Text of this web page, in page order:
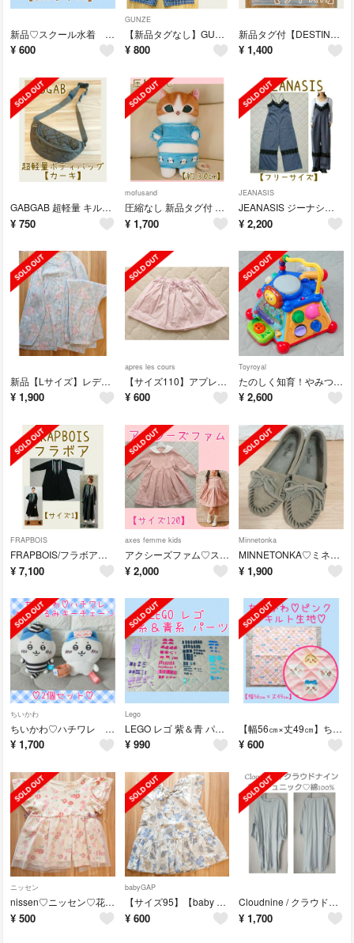
新品♡スクール水着 ショートパンツのみ【130サイズ】セパレート 女の子
¥ 600
GUNZE
【新品タグなし】GUNZE グンゼ メンズ ステテコ【サイズM】綿 1枚
¥ 800
新品タグ付【DESTINARE】日本製 ポロシャツ 半袖【メンズ Mサイズ】紳士
¥ 1,400
GABGAB 超軽量 キルティング ボディバッグ ショルダーバッグ カーキ
¥ 750
mofusand
圧縮なし 新品タグ付 mofusand パジャマにゃんBIGぬいぐるみ 30cm
¥ 1,700
JEANASIS
JEANASIS ジーナシス♡レースキャミサロペ【ブルー系】フリーサイズ
¥ 2,200
新品【Lサイズ】レディース パジャマ 花柄 綿100% 長袖 楊柳生地 日本製
¥ 1,900
apres les cours
【サイズ110】アプレレクール♡インパンツ付きギャザースカート♡ピンク
¥ 600
Toyroyal
たのしく知育！やみつきボックス 赤ちゃん おもちゃ Toyroyal トイローヤ
¥ 2,600
FRAPBOIS
FRAPBOIS/フラボア♡シークカラー ワンピース【サイズ1】ブラック 黒
¥ 7,100
axes femme kids
アクシーズファム♡ストライプ柄セーラーワンピース【サイズ120】ピンク
¥ 2,000
Minnetonka
MINNETONKA♡ミネトンカ グレー フリンジ モカシン US6.5
¥ 1,900
ちいかわ
ちいかわ♡ハチワレ ぬいぐるみキーチェーン♡2個セット
¥ 1,700
Lego
LEGO レゴ 紫＆青 パープル＆ブルー系 パーツ まとめ売り セット
¥ 990
【幅56㎝×丈49㎝】ちいかわ♡ピンク♡キルト生地
¥ 600
ニッセン
nissen♡ニッセン♡花柄チュール半袖Tシャツ【サイズ100】綿100%
¥ 500
babyGAP
【サイズ95】【baby Gap】フローラルティアードドレス♡コットン100%
¥ 600
Cloudnine / クラウドナイン♡くすみ水色♡七分袖チュニック♡綿100%
¥ 1,700